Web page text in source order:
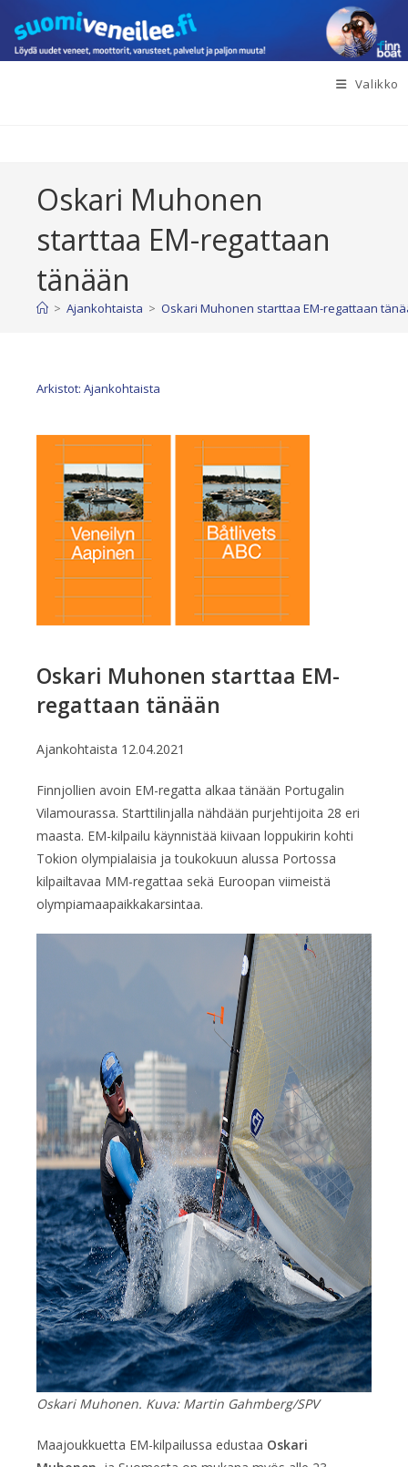
suoraan
sisältöön
Valikko
Oskari Muhonen
starttaa EM-regattaan
tänään
> Ajankohtaista > Oskari Muhonen starttaa EM-regattaan
Arkistot: Ajankohtaista
Oskari Muhonen starttaa EM-
regattaan tänään
Ajankohtaista 12.04.2021
Finnjollien avoin EM-regatta alkaa tänään Portugalin
Vilamourassa. Starttilinjalla nähdään purjehtijoita 28 eri
maasta. EM-kilpailu käynnistää kiivaan loppukirin kohti
Tokion olympialaisia ja toukokuun alussa Portossa
kilpailtavaa MM-regattaa sekä Euroopan viimeistä
olympiamaapaikkakarsintaa.
Oskari Muhonen. Kuva: Martin Gahmberg/SPV
Maajoukkuetta EM-kilpailussa edustaa Oskari